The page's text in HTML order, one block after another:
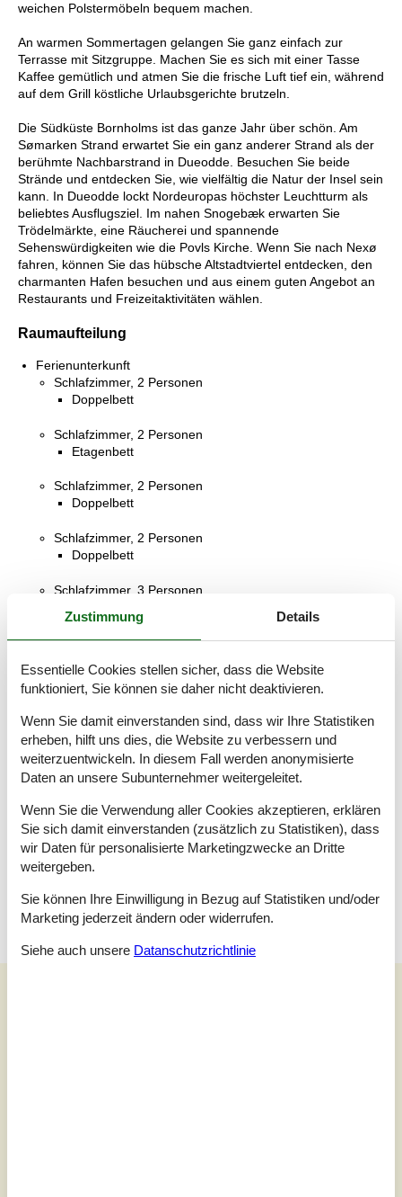
weichen Polstermöbeln bequem machen.
An warmen Sommertagen gelangen Sie ganz einfach zur
Terrasse mit Sitzgruppe. Machen Sie es sich mit einer Tasse
Kaffee gemütlich und atmen Sie die frische Luft tief ein, während
auf dem Grill köstliche Urlaubsgerichte brutzeln.
Die Südküste Bornholms ist das ganze Jahr über schön. Am
Sømarken Strand erwartet Sie ein ganz anderer Strand als der
berühmte Nachbarstrand in Dueodde. Besuchen Sie beide
Strände und entdecken Sie, wie vielfältig die Natur der Insel sein
kann. In Dueodde lockt Nordeuropas höchster Leuchtturm als
beliebtes Ausflugsziel. Im nahen Snogebæk erwarten Sie
Trödelmärkte, eine Räucherei und spannende
Sehenswürdigkeiten wie die Povls Kirche. Wenn Sie nach Nexø
fahren, können Sie das hübsche Altstadtviertel entdecken, den
charmanten Hafen besuchen und aus einem guten Angebot an
Restaurants und Freizeitaktivitäten wählen.
Raumaufteilung
Ferienunterkunft
Schlafzimmer, 2 Personen
Doppelbett
Schlafzimmer, 2 Personen
Etagenbett
Schlafzimmer, 2 Personen
Doppelbett
Schlafzimmer, 2 Personen
Doppelbett
Schlafzimmer, 3 Personen
Schlafzimmer, 3 Personen
Schlafzimmer, 3 Personen
Badezimmer
WC mit warmem und kaltem Wasser, Dusche
WC mit warmem und kaltem Wasser, Dusche und
Badewanne
Terrasse
Zustimmung Details
Essentielle Cookies stellen sicher, dass die Website
funktioniert, Sie können sie daher nicht deaktivieren.
Wenn Sie damit einverstanden sind, dass wir Ihre Statistiken
erheben, hilft uns dies, die Website zu verbessern und
weiterzuentwickeln. In diesem Fall werden anonymisierte
Daten an unsere Subunternehmer weitergeleitet.
Wenn Sie die Verwendung aller Cookies akzeptieren, erklären
Sie sich damit einverstanden (zusätzlich zu Statistiken), dass
wir Daten für personalisierte Marketingzwecke an Dritte
weitergeben.
Sie können Ihre Einwilligung in Bezug auf Statistiken und/oder
Marketing jederzeit ändern oder widerrufen.
Siehe auch unsere Datanschutzrichtlinie